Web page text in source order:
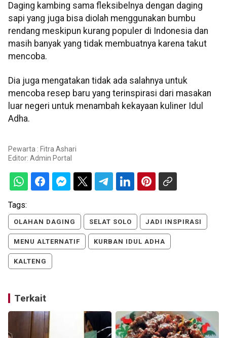
Daging kambing sama fleksibelnya dengan daging
sapi yang juga bisa diolah menggunakan bumbu
rendang meskipun kurang populer di Indonesia dan
masih banyak yang tidak membuatnya karena takut
mencoba.
Dia juga mengatakan tidak ada salahnya untuk
mencoba resep baru yang terinspirasi dari masakan
luar negeri untuk menambah kekayaan kuliner Idul
Adha.
Pewarta : Fitra Ashari
Editor: Admin Portal
Tags:
OLAHAN DAGING SELAT SOLO JADI INSPIRASI
MENU ALTERNATIF KURBAN IDUL ADHA
KALTENG
Terkait